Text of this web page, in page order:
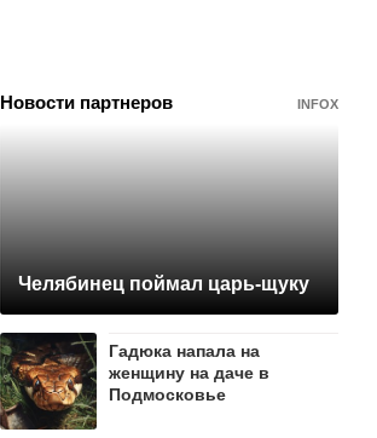
Новости партнеров INFOX
Челябинец поймал царь-щуку
Гадюка напала на
женщину на даче в
Подмосковье